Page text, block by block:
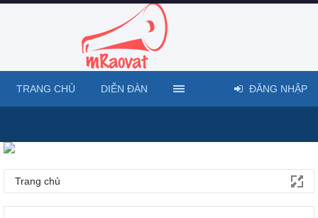
Trang chủ
TRANG CHỦ DIỄN ĐÀN ĐĂNG NHẬP